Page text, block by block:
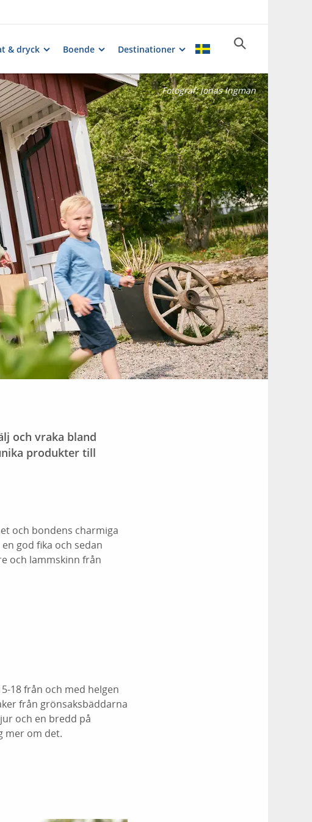
& dryck Boende Destinationer
Fotograf:Jonas Ingman
och vraka bland
produkter till
och bondens charmiga
god fika och sedan
och lammskinn från
18 från och med helgen
från grönsaksbäddarna
och en bredd på
mer om det.